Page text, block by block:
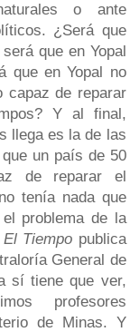
o ante
¿Será que
que en Yopal
que en Yopal no
capaz de reparar
Y al final,
llega es la de las
un país de 50
de reparar el
tenía nada que
problema de la
El Tiempo publica
General de
sí tiene que ver,
profesores
de Minas. Y